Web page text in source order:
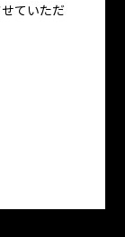
ていただ